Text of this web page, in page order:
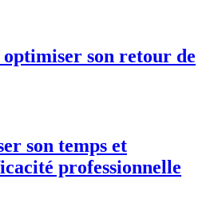
son retour de
son temps et
professionnelle